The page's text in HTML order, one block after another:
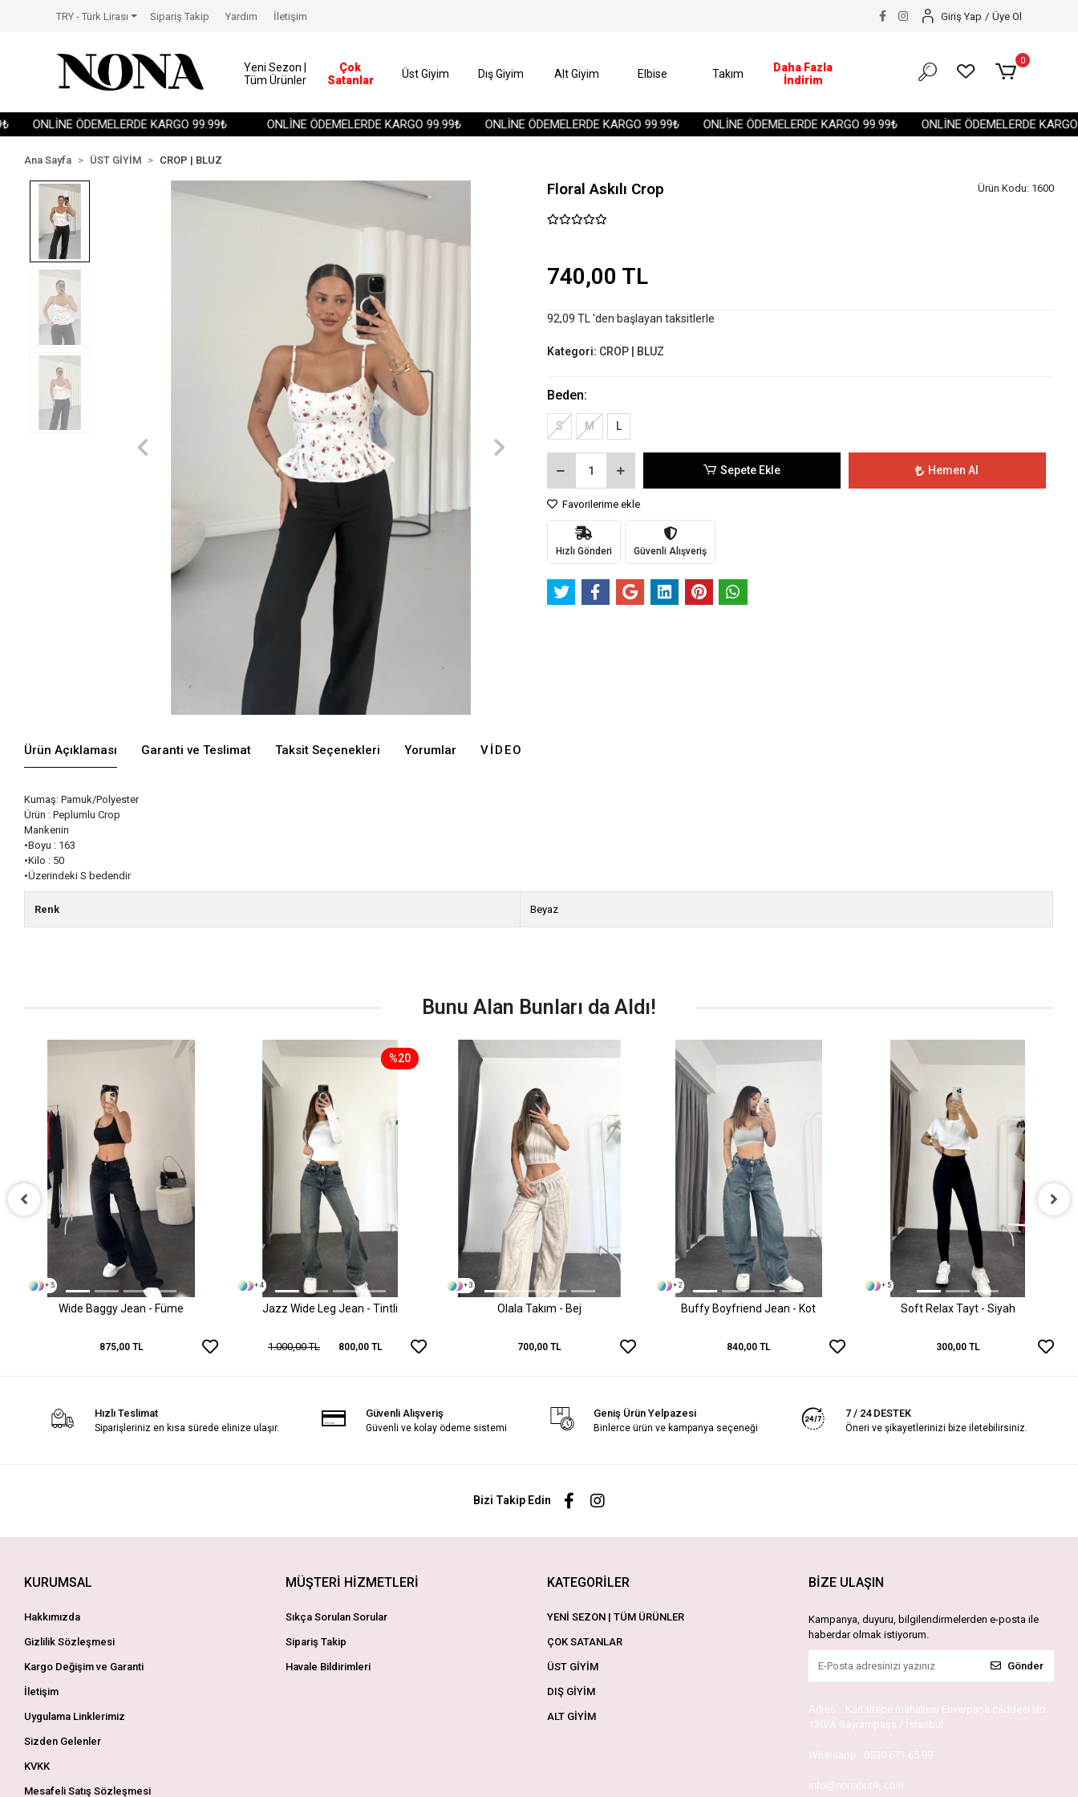
ONLİNE ÖDEMELERDE KARGO 99.99₺ ONLİNE ÖDEMELERDE KARGO 99.99₺ ONLİNE ÖDEMELERDE KARGO 99.99₺ ONLİNE ÖDEMELERDE KARGO 99.99₺ ONLİNE ÖDEMELERDE KARGO
TRY - Türk Lirası Sipariş Takip Yardım İletişim Giriş Yap / Üye Ol
Yeni Sezon |
Tüm Ürünler
Çok
Satanlar
Üst Giyim Dış Giyim Alt Giyim Elbise Takım
Daha Fazla
İndirim
0
Ana Sayfa ÜST GİYİM CROP | BLUZ
Floral Askılı Crop Ürün Kodu: 1600
740,00 TL
92,09 TL 'den başlayan taksitlerle
Kategori: CROP | BLUZ
Beden:
S M L
Sepete Ekle Hemen Al
Favorilerime ekle
Hızlı Gönderi Güvenli Alışveriş
Ürün Açıklaması Garanti ve Teslimat Taksit Seçenekleri Yorumlar VIDEO
Kumaş: Pamuk/Polyester
Ürün : Peplumlu Crop
Mankenin
•Boyu : 163
•Kilo : 50
•Üzerindeki S bedendir
Renk Beyaz
Bunu Alan Bunları da Aldı!
+ 5
Wide Baggy Jean - Füme
875,00 TL
%20
+ 4
Jazz Wide Leg Jean - Tintli
1.000,00 TL 800,00 TL
+ 3
Olala Takım - Bej
700,00 TL
+ 2
Buffy Boyfriend Jean - Kot
840,00 TL
+ 5
Soft Relax Tayt - Siyah
300,00 TL
Hızlı Teslimat
Siparişleriniz en kısa sürede elinize ulaşır.
Güvenli Alışveriş
Güvenli ve kolay ödeme sistemi
Geniş Ürün Yelpazesi
Binlerce ürün ve kampanya seçeneği
7 / 24 DESTEK
Öneri ve şikayetlerinizi bize iletebilirsiniz.
Bizi Takip Edin
KURUMSAL
Hakkımızda
Gizlilik Sözleşmesi
Kargo Değişim ve Garanti
İletişim
Uygulama Linklerimiz
Sizden Gelenler
KVKK
Mesafeli Satış Sözleşmesi
MÜŞTERİ HİZMETLERİ
Sıkça Sorulan Sorular
Sipariş Takip
Havale Bildirimleri
KATEGORİLER
YENİ SEZON | TÜM ÜRÜNLER
ÇOK SATANLAR
ÜST GİYİM
DIŞ GİYİM
ALT GİYİM
BİZE ULAŞIN
Kampanya, duyuru, bilgilendirmelerden e-posta ile
haberdar olmak istiyorum.
Gönder
Adres : Kartaltepe mahallesi Enverpaşa caddesi No
130/A Bayrampaşa / İstanbul
Whatsapp : 0530 671 65 99
info@nonabutik.com